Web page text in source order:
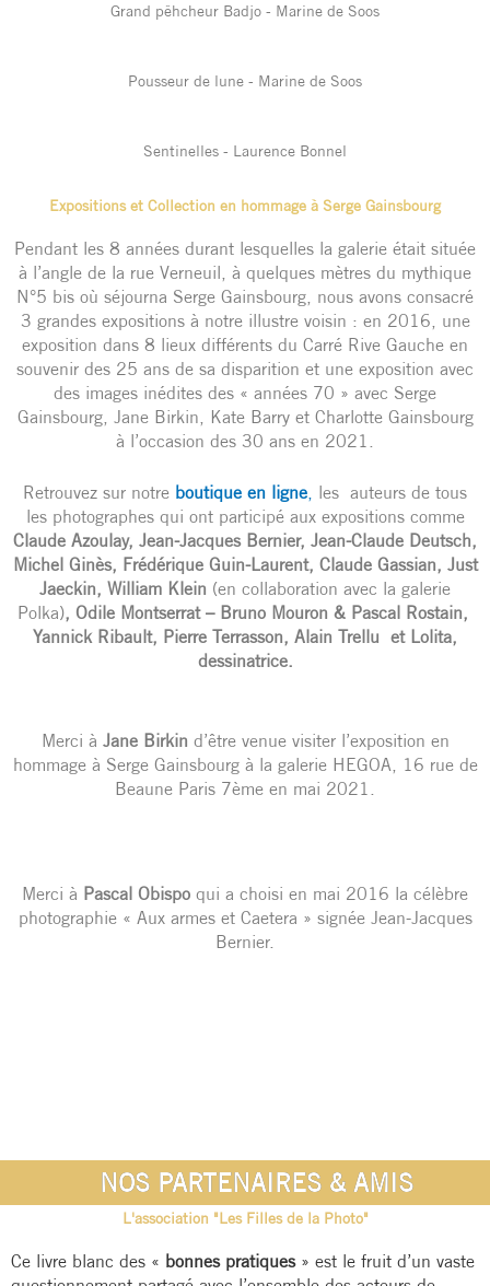
Grand pêhcheur Badjo - Marine de Soos
Pousseur de lune - Marine de Soos
Sentinelles - Laurence Bonnel
Expositions et Collection en hommage à Serge Gainsbourg
Pendant les 8 années durant lesquelles la galerie était située
à l’angle de la rue Verneuil, à quelques mètres du mythique
N°5 bis où séjourna Serge Gainsbourg, nous avons consacré
3 grandes expositions à notre illustre voisin : en 2016, une
exposition dans 8 lieux différents du Carré Rive Gauche en
souvenir des 25 ans de sa disparition et une exposition avec
des images inédites des « années 70 » avec Serge
Gainsbourg, Jane Birkin, Kate Barry et Charlotte Gainsbourg
à l’occasion des 30 ans en 2021.
Retrouvez sur notre boutique en ligne, les auteurs de tous
les photographes qui ont participé aux expositions comme
Claude Azoulay, Jean-Jacques Bernier, Jean-Claude Deutsch,
Michel Ginès, Frédérique Guin-Laurent, Claude Gassian, Just
Jaeckin, William Klein (en collaboration avec la galerie
Polka), Odile Montserrat – Bruno Mouron & Pascal Rostain,
Yannick Ribault, Pierre Terrasson, Alain Trellu et Lolita,
dessinatrice.
Merci à Jane Birkin d’être venue visiter l’exposition en
hommage à Serge Gainsbourg à la galerie HEGOA, 16 rue de
Beaune Paris 7ème en mai 2021.
Merci à Pascal Obispo qui a choisi en mai 2016 la célèbre
photographie « Aux armes et Caetera » signée Jean-Jacques
Bernier.
NOS PARTENAIRES & AMIS
L'association "Les Filles de la Photo"
Ce livre blanc des « bonnes pratiques» est le fruit d’un vaste